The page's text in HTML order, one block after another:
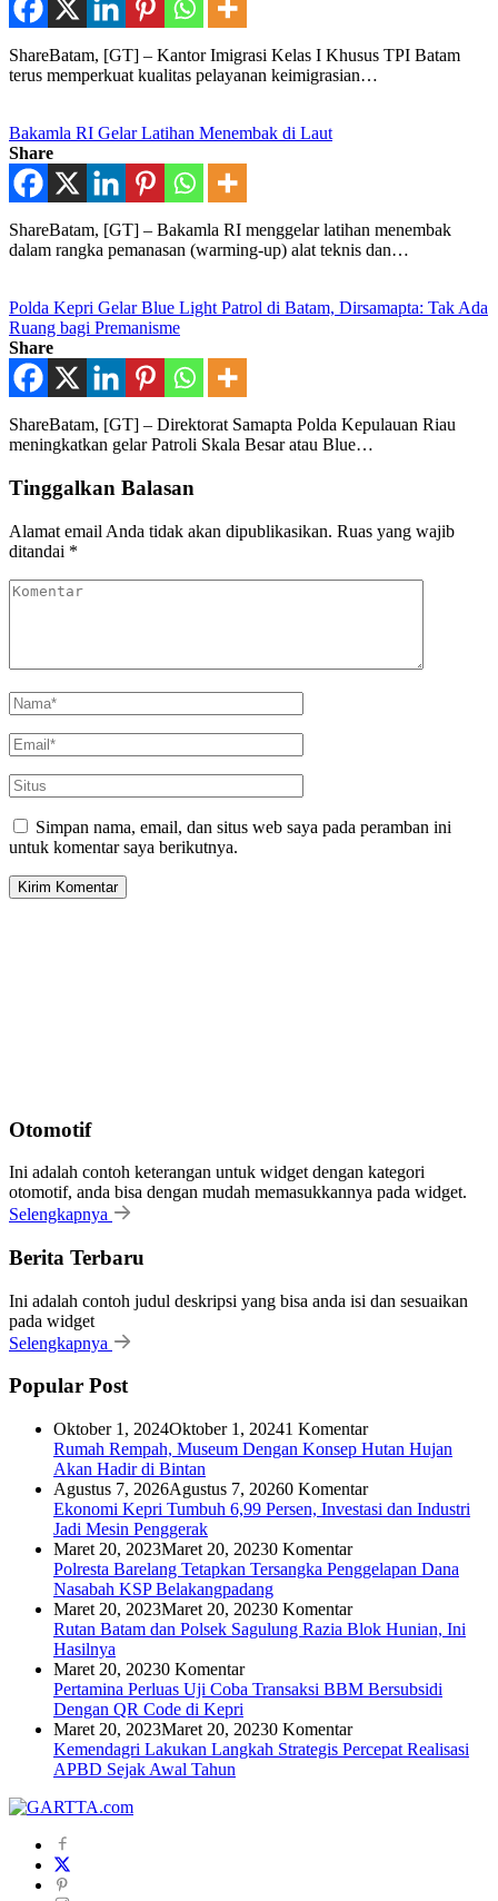
ShareBatam, [GT] – Kantor Imigrasi Kelas I Khusus TPI Batam
terus memperkuat kualitas pelayanan keimigrasian…
Bakamla RI Gelar Latihan Menembak di Laut
Share
ShareBatam, [GT] – Bakamla RI menggelar latihan menembak
dalam rangka pemanasan (warming-up) alat teknis dan…
Polda Kepri Gelar Blue Light Patrol di Batam, Dirsamapta: Tak Ada
Ruang bagi Premanisme
Share
ShareBatam, [GT] – Direktorat Samapta Polda Kepulauan Riau
meningkatkan gelar Patroli Skala Besar atau Blue…
Tinggalkan Balasan
Alamat email Anda tidak akan dipublikasikan. Ruas yang wajib
ditandai *
Simpan nama, email, dan situs web saya pada peramban ini
untuk komentar saya berikutnya.
Otomotif
Ini adalah contoh keterangan untuk widget dengan kategori
otomotif, anda bisa dengan mudah memasukkannya pada widget.
Selengkapnya
Berita Terbaru
Ini adalah contoh judul deskripsi yang bisa anda isi dan sesuaikan
pada widget
Selengkapnya
Popular Post
Oktober 1, 2024Oktober 1, 20241 Komentar
Rumah Rempah, Museum Dengan Konsep Hutan Hujan
Akan Hadir di Bintan
Agustus 7, 2026Agustus 7, 20260 Komentar
Ekonomi Kepri Tumbuh 6,99 Persen, Investasi dan Industri
Jadi Mesin Penggerak
Maret 20, 2023Maret 20, 20230 Komentar
Polresta Barelang Tetapkan Tersangka Penggelapan Dana
Nasabah KSP Belakangpadang
Maret 20, 2023Maret 20, 20230 Komentar
Rutan Batam dan Polsek Sagulung Razia Blok Hunian, Ini
Hasilnya
Maret 20, 20230 Komentar
Pertamina Perluas Uji Coba Transaksi BBM Bersubsidi
Dengan QR Code di Kepri
Maret 20, 2023Maret 20, 20230 Komentar
Kemendagri Lakukan Langkah Strategis Percepat Realisasi
APBD Sejak Awal Tahun